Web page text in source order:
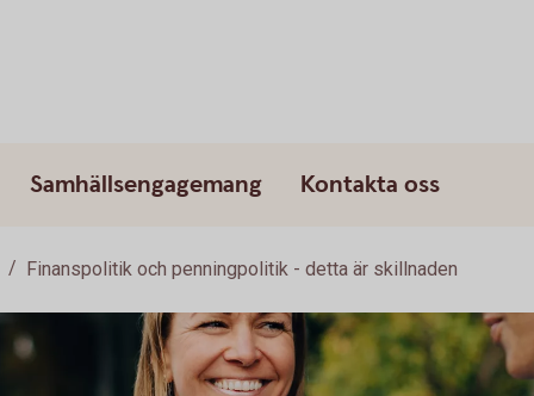
Samhällsengagemang Kontakta oss
Finanspolitik och penningpolitik - detta är skillnaden